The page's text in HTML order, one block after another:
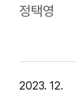
값진 해'가
정택영
2023. 12.